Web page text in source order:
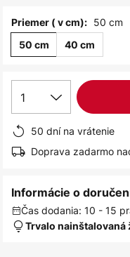
Priemer ( v cm): 50 cm
50 cm 40 cm
1
50 dní na vrátenie
Doprava zadarmo
Informácie o
Čas dodania: 10 - 15
Trvalo nainštalovaná